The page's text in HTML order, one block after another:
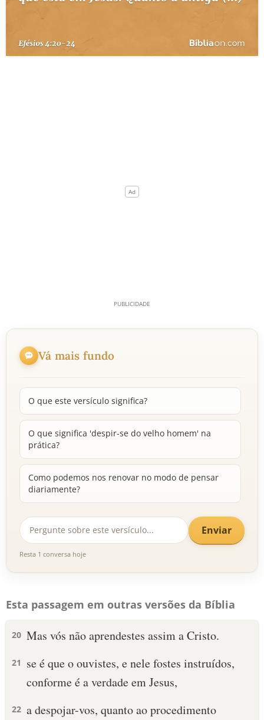
Vá mais fundo
O que este versículo significa?
O que significa 'despir-se do velho homem' na
prática?
Como podemos nos renovar no modo de pensar
diariamente?
Enviar
Resta 1 conversa hoje
Esta passagem em outras versões da Bíblia
20 Mas vós não aprendestes assim a Cristo.
21
se é que o ouvistes, e nele fostes instruídos,
conforme é a verdade em Jesus,
22 a despojar-vos, quanto ao procedimento